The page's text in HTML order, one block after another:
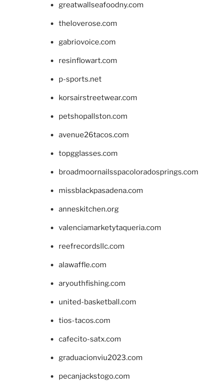
greatwallseafoodny.com
theloverose.com
gabriovoice.com
resinflowart.com
p-sports.net
korsairstreetwear.com
petshopallston.com
avenue26tacos.com
topgglasses.com
broadmoornailsspacoloradosprings.com
missblackpasadena.com
anneskitchen.org
valenciamarketytaqueria.com
reefrecordsllc.com
alawaffle.com
aryouthfishing.com
united-basketball.com
tios-tacos.com
cafecito-satx.com
graduacionviu2023.com
pecanjackstogo.com